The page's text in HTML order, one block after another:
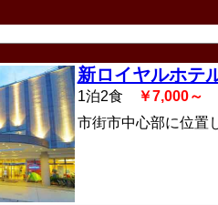
新ロイヤルホテ
1泊2食
￥7,000～
市街市中心部に位置